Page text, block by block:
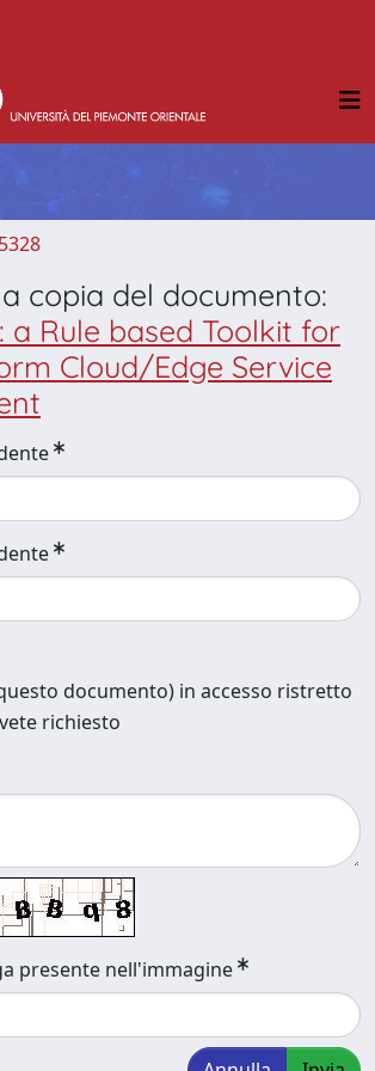
copia del documento:
a Rule based Toolkit for
Cloud/Edge Service
documento) in accesso ristretto
richiesto
presente nell'immagine